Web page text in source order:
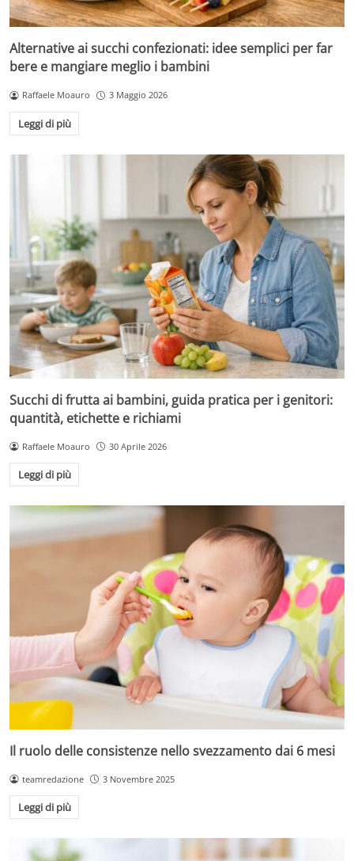
Alternative ai succhi confezionati: idee semplici per far
bere e mangiare meglio i bambini
Raffaele Moauro 3 Maggio 2026
Leggi di più
Succhi di frutta ai bambini, guida pratica per i genitori:
quantità, etichette e richiami
Raffaele Moauro 30 Aprile 2026
Leggi di più
Il ruolo delle consistenze nello svezzamento dai 6 mesi
teamredazione 3 Novembre 2025
Leggi di più